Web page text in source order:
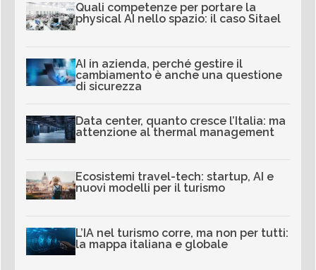
Quali competenze per portare la
physical AI nello spazio: il caso Sitael
AI in azienda, perché gestire il
cambiamento è anche una questione
di sicurezza
Data center, quanto cresce l’Italia: ma
attenzione al thermal management
Ecosistemi travel-tech: startup, AI e
nuovi modelli per il turismo
L’IA nel turismo corre, ma non per tutti:
la mappa italiana e globale